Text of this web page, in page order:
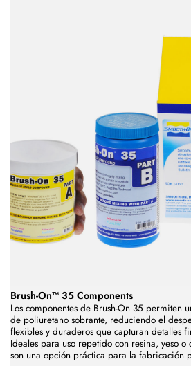
Brush-On™ 35 Components
Los componentes de Brush-On 35 permiten
de poliuretano sobrante, reduciendo el
flexibles y duraderos que capturan detalles
Ideales para uso repetido con resina, yeso o
son una opción práctica para la fabricación